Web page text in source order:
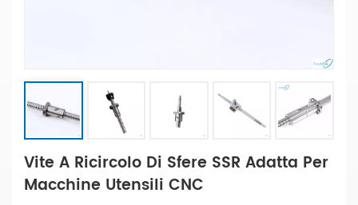
Vite A Ricircolo Di Sfere SSR Adatta Per
Macchine Utensili CNC